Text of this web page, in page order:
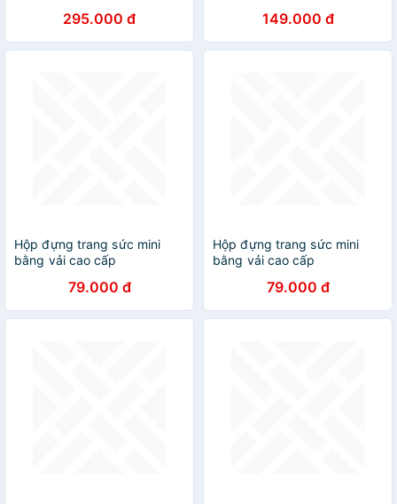
Quần Áo Chăn Màn Phong
Cách Thụy Điển Sang Trọng,
Lịch Sự – Hàng Chính Hãng
295.000 đ
chất liệu cao cấp thế hệ mới
Hàng chính hãng D Danido
149.000 đ
Hộp đựng trang sức mini
bằng vải cao cấp
79.000 đ
Hộp đựng trang sức mini
bằng vải cao cấp
79.000 đ